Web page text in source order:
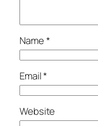
Name*
Email*
Website